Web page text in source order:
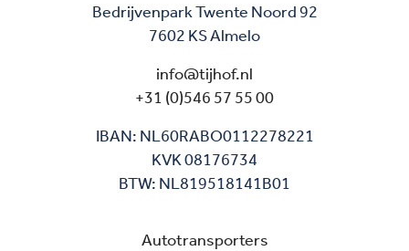
Bedrijvenpark Twente Noord 92
7602 KS Almelo
info@tijhof.nl
+31 (0)546 57 55 00
IBAN: NL60RABO0112278221
KVK 08176734
BTW: NL819518141B01
Autotransporters